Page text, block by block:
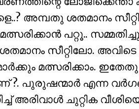
അമ്പതു ശതമാനം
പറ്റൂ..
സീറ്റിലോ. അവിടെ
മത്സരിക്കാം.
?. പുരുഷന്മാര്‍ എന്ന
അരിവാള്‍ ചുറ്റിക